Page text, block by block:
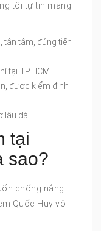
tôi tự tin mang
tận tâm, đúng tiến
tại TP.HCM.
được kiểm định
lâu dài.
tại
sao?
chống nắng
Quốc Huy vô